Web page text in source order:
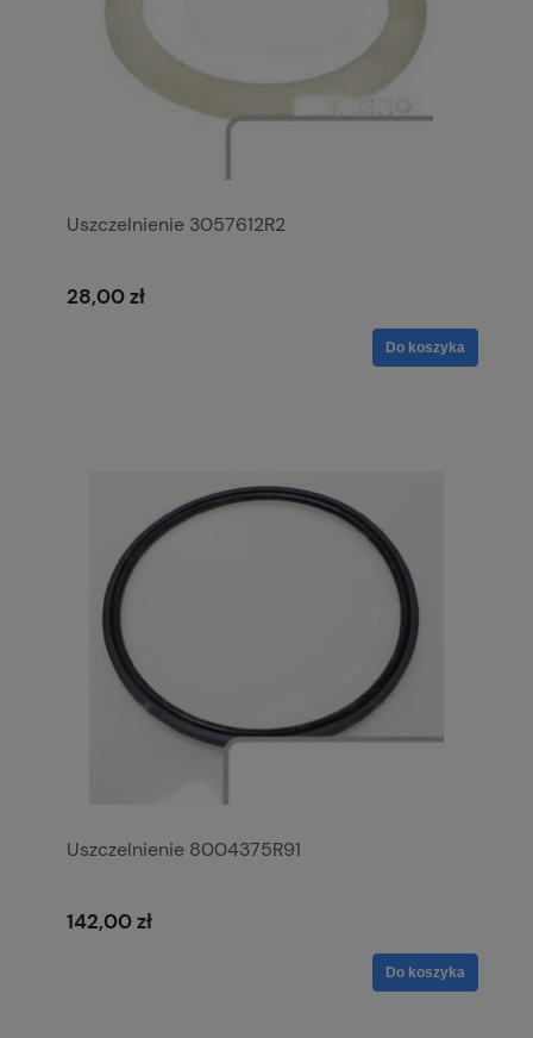
Uszczelnienie 3057612R2
28,00 zł
Do koszyka
Uszczelnienie 8004375R91
142,00 zł
Do koszyka